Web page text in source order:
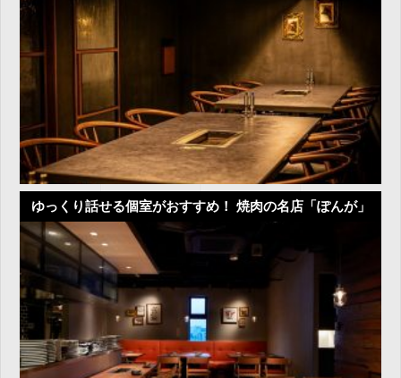
ゆっくり話せる個室がおすすめ！ 焼肉の名店「ぽんが」